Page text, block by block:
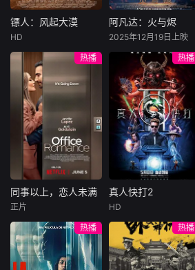
结盟，彼时银行欲
将国宝名画低价卖
给外国人，许雁真
仿造名画、偷天换
日。几经波折，两
人联手在各方势力
的夹缝间巧妙周
旋，共历险阻，破
解重重困境。
巨额遗产，让每个
人貌似都有犯罪动
机。警察毫无头绪
“不务正业”迈出牧
场，追查牧羊人“躺
平
镖人：风起大漠
于适
大漠之上，镖人、
官府、西域五大家
族等多方势力盘根
错节、暗潮涌动。
“天字第二号逃犯”
刀马接下特殊押镖
任务，和同伴一起
从西域护镖远赴长
安。不料，他们的
护送对象竟是“天字
郎……天下熙熙皆
为利来，各方势力
闻风入局，抢镖厮
镖人：风起大漠
HD
阿凡达：火与烬
佐伊·索尔达娜
西格妮·韦弗
影片聚焦杰克·萨利
与奈蒂莉一家的命
运起伏，在前作的
情感余波之上，深
刻描绘一个家族在
战火中如何成长、
并共同守护血脉相
连的情感纽带的历
程，从而将故事推
维度。此外，潘多
拉的全新领域也即
将揭晓
阿凡达：火与烬
2025年12月19日上映
热播
同事以上，恋人未满
布雷特·戈德斯坦
贝蒂·吉尔平
洛佩兹饰演的航空
同事以上，恋人未满
正片
热播
真人快打2
阿德莱恩·鲁道夫
杰西卡·麦克娜美
过气好莱坞演
真人快打2
HD
热播
热播